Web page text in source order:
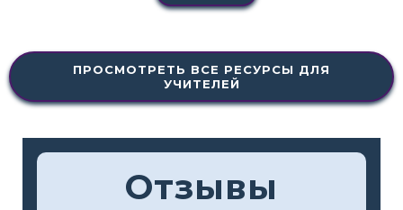
ПРОСМОТРЕТЬ ВСЕ РЕСУРСЫ ДЛЯ
УЧИТЕЛЕЙ
Отзывы